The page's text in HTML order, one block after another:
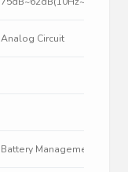
Analog Circuit